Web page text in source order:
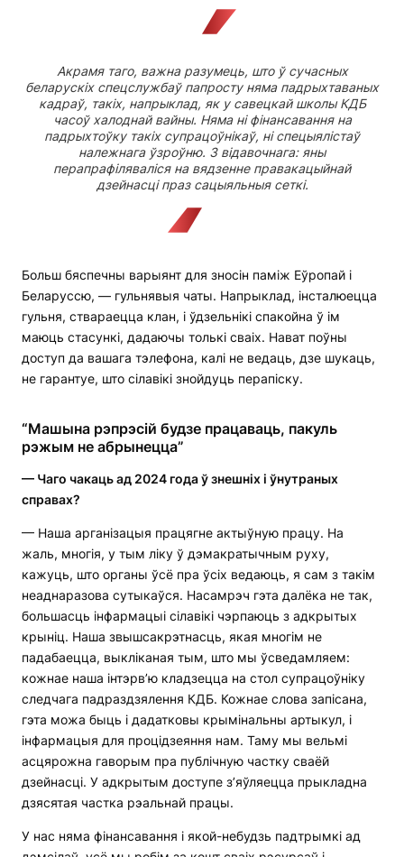
Акрамя таго, важна разумець, што ў сучасных
беларускіх спецслужбаў папросту няма падрыхтаваных
кадраў, такіх, напрыклад, як у савецкай школы КДБ
часоў халоднай вайны. Няма ні фінансавання на
падрыхтоўку такіх супрацоўнікаў, ні спецыялістаў
належнага ўзроўню. З відавочнага: яны
перапрафіляваліся на вядзенне правакацыйнай
дзейнасці праз сацыяльныя сеткі.
Больш бяспечны варыянт для зносін паміж Еўропай і
Беларуссю, — гульнявыя чаты. Напрыклад, інсталюецца
гульня, ствараецца клан, і ўдзельнікі спакойна ў ім
маюць стасункі, дадаючы толькі сваіх. Нават поўны
доступ да вашага тэлефона, калі не ведаць, дзе шукаць,
не гарантуе, што сілавікі знойдуць перапіску.
“Машына рэпрэсій будзе працаваць, пакуль
рэжым не абрынецца”
— Чаго чакаць ад 2024 года ў знешніх і ўнутраных
справах?
— Наша арганізацыя працягне актыўную працу. На
жаль, многія, у тым ліку ў дэмакратычным руху,
кажуць, што органы ўсё пра ўсіх ведаюць, я сам з такім
неаднаразова сутыкаўся. Насамрэч гэта далёка не так,
большасць інфармацыі сілавікі чэрпаюць з адкрытых
крыніц. Наша звышсакрэтнасць, якая многім не
падабаецца, выкліканая тым, што мы ўсведамляем:
кожнае наша інтэрв’ю кладзецца на стол супрацоўніку
следчага падраздзялення КДБ. Кожнае слова запісана,
гэта можа быць і дадатковы крымінальны артыкул, і
інфармацыя для процідзеяння нам. Таму мы вельмі
асцярожна гаворым пра публічную частку сваёй
дзейнасці. У адкрытым доступе з’яўляецца прыкладна
дзясятая частка рэальнай працы.
У нас няма фінансавання і якой-небудзь падтрымкі ад